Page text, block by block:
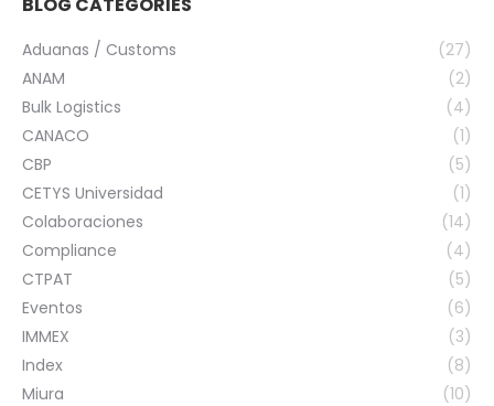
Aduanas / Customs
(27)
ANAM
(2)
Bulk Logistics
(4)
CANACO
(1)
CBP
(5)
CETYS Universidad
(1)
Colaboraciones
(14)
Compliance
(4)
CTPAT
(5)
Eventos
(6)
IMMEX
(3)
Index
(8)
Miura
(10)